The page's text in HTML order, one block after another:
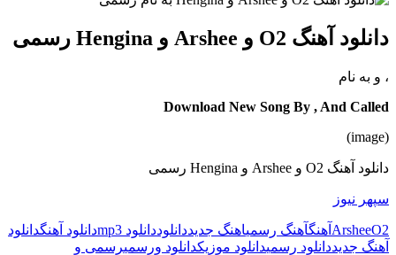
دانلود آهنگ O2 و Arshee و Hengina رسمی
، و به نام
Download New Song By , And Called
(image)
دانلود آهنگ O2 و Arshee و Hengina رسمی
سپهر نیوز
ArsheeO2 آهنگآهنگ رسمیاهنگ جدیددانلوددانلود mp3 دانلود آهنگدانلود
آهنگ جدیددانلود رسمیدانلود موزیکدانلود ورسمیرسمی و